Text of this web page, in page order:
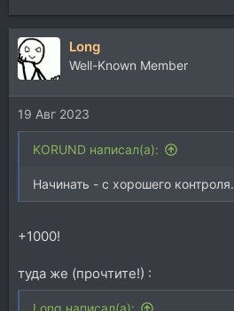
Спойлер:
Long
Well-Known Member
19 Авг 2023
KORUND написал(а):
Начинать - с хорошего контроля.
+1000!
туда же (прочтите!) :
Long написал(а):